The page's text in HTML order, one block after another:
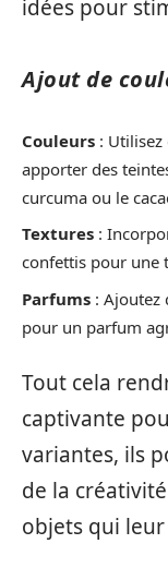
idées pour
Ajout de
Couleurs :
apporter des
curcuma ou le
Textures :
confettis pour une
Parfums : Ajoutez
pour un parfum
Tout cela
captivante
variantes, ils
de la
objets qui